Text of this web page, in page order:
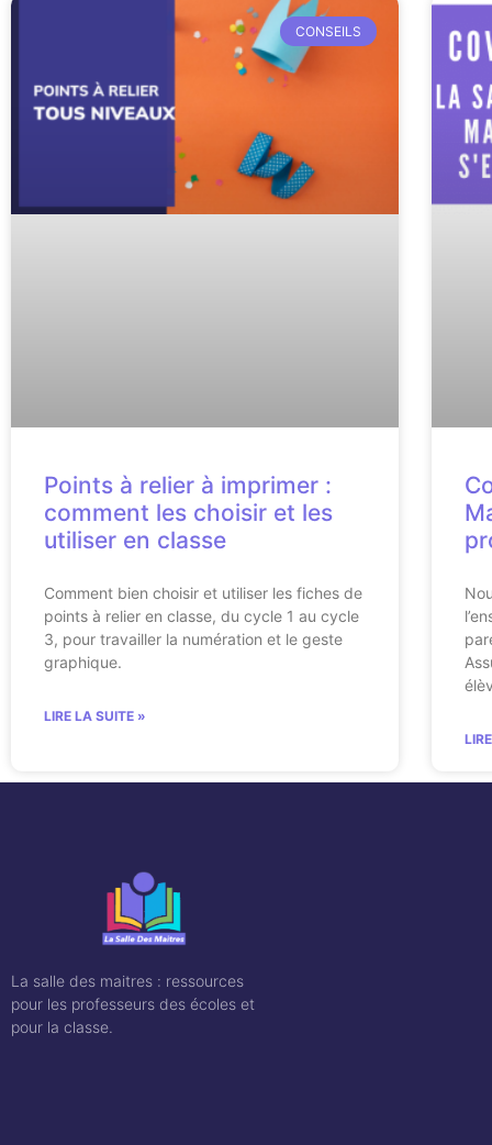
CONSEILS
Points à relier à imprimer :
comment les choisir et les
utiliser en classe
Comment bien choisir et utiliser les fiches de
points à relier en classe, du cycle 1 au cycle
3, pour travailler la numération et le geste
graphique.
LIRE LA SUITE »
La salle des maitres : ressources
pour les professeurs des écoles et
pour la classe.